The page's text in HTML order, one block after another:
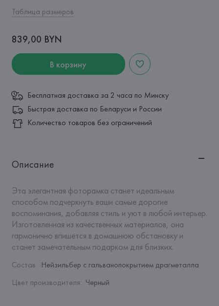
Таблица размеров
839,00 BYN
В корзину
Бесплатная доставка за 2 часа по Минску
Быстрая доставка по Беларуси и России
Количество товаров без ограничений
Описание
Эта элегантная фоторамка станет идеальным
способом подчеркнуть ваши самые дорогие
воспоминания, добавляя стиль и уют в любой интерьер.
Изготовленная из качественных материалов, она
гармонично впишется в домашнюю обстановку и
станет замечательным подарком для близких.
Состав: Нейзильбер с гальванопокрытием драгметалла
Цвет производителя: Черный